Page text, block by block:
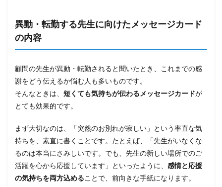
異動・転勤する先生に向けたメッセージカード
の内容
顧問の先生が異動・転勤されると聞いたとき、これまでの感
謝をどう伝えるか悩む人も多いものです。
そんなときは、 短くても気持ちが伝わるメッセージカードが
とても効果的です。
まず大切なのは、「突然のお別れが寂しい」という率直な気
持ちを、素直に書くことです。たとえば、「先生がいなくな
るのは本当にさみしいです。でも、先生の新しい場所でのご
活躍を心から応援しています」といったように、 感情と応援
の気持ちを両方込めることで、前向きな手紙になります。